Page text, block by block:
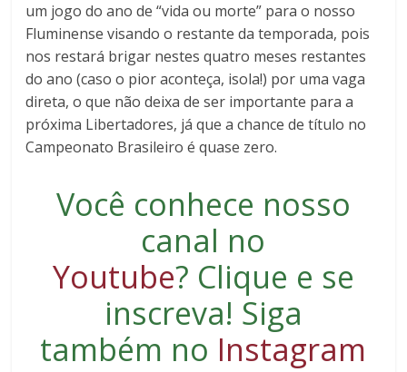
um jogo do ano de “vida ou morte” para o nosso
Fluminense visando o restante da temporada, pois
nos restará brigar nestes quatro meses restantes
do ano (caso o pior aconteça, isola!) por uma vaga
direta, o que não deixa de ser importante para a
próxima Libertadores, já que a chance de título no
Campeonato Brasileiro é quase zero.
Você conhece nosso
canal no
Youtube? Clique e se
inscreva! Siga
também no Instagram